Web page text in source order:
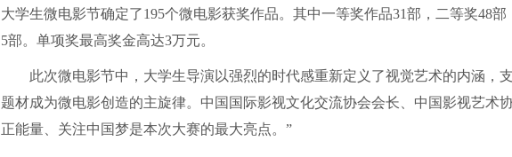
大学生微电影节确定了195个微电影获奖作品。其中一等奖作品31部，二等奖48部
5部。单项奖最高奖金高达3万元。
此次微电影节中，大学生导演以强烈的时代感重新定义了视觉艺术的内涵，
题材成为微电影创造的主旋律。中国国际影视文化交流协会会长、中国影视艺术
正能量、关注中国梦是本次大赛的最大亮点。”